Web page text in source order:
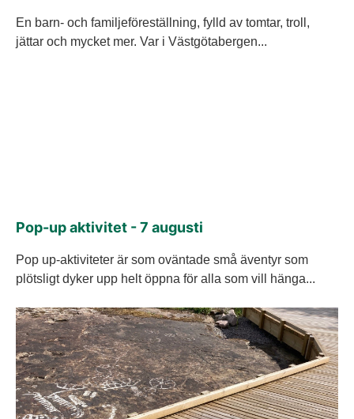
En barn- och familjeföreställning, fylld av tomtar, troll,
jättar och mycket mer. Var i Västgötabergen...
Pop-up aktivitet - 7 augusti
Pop up-aktiviteter är som oväntade små äventyr som
plötsligt dyker upp helt öppna för alla som vill hänga...